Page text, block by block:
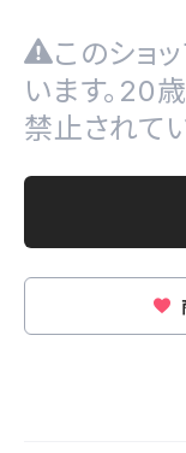
このショ
います。20
禁止されてい